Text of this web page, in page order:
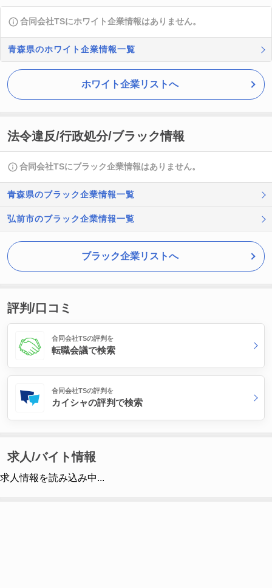
合同会社TSにホワイト企業情報はありません。
青森県のホワイト企業情報一覧
ホワイト企業リストへ
法令違反/行政処分/ブラック情報
合同会社TSにブラック企業情報はありません。
青森県のブラック企業情報一覧
弘前市のブラック企業情報一覧
ブラック企業リストへ
評判/口コミ
合同会社TSの評判を
転職会議で検索
合同会社TSの評判を
カイシャの評判で検索
求人/バイト情報
求人情報を読み込み中...